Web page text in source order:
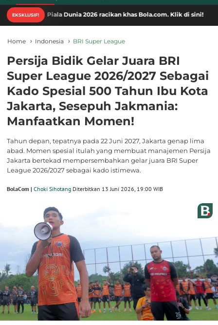
EKSKLUSIF!
Piala Dunia 2026 racikan khas Bola.com. Klik di sini!
Home Indonesia BRI Super League
Persija Bidik Gelar Juara BRI
Super League 2026/2027 Sebagai
Kado Spesial 500 Tahun Ibu Kota
Jakarta, Sesepuh Jakmania:
Manfaatkan Momen!
Tahun depan, tepatnya pada 22 Juni 2027, Jakarta genap lima
abad. Momen spesial itulah yang membuat manajemen Persija
Jakarta bertekad mempersembahkan gelar juara BRI Super
League 2026/2027 sebagai kado istimewa.
BolaCom | Choki Sihotang Diterbitkan 13 Juni 2026, 19:00 WIB